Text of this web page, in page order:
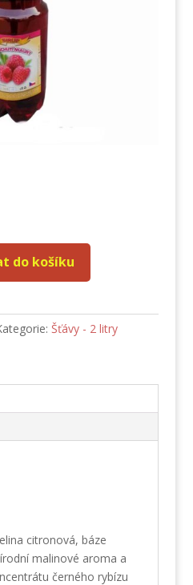
do košíku
Šťávy - 2 litry
citronová, báze
malinové aroma a
černého rybízu